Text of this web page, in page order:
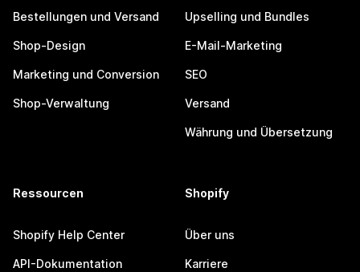
Bestellungen und Versand
Shop-Design
Marketing und Conversion
Shop-Verwaltung
Upselling und Bundles
E-Mail-Marketing
SEO
Versand
Währung und Übersetzung
Ressourcen
Shopify Help Center
API-Dokumentation
Shopify
Über uns
Karriere